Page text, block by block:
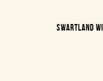
SWARTLAND